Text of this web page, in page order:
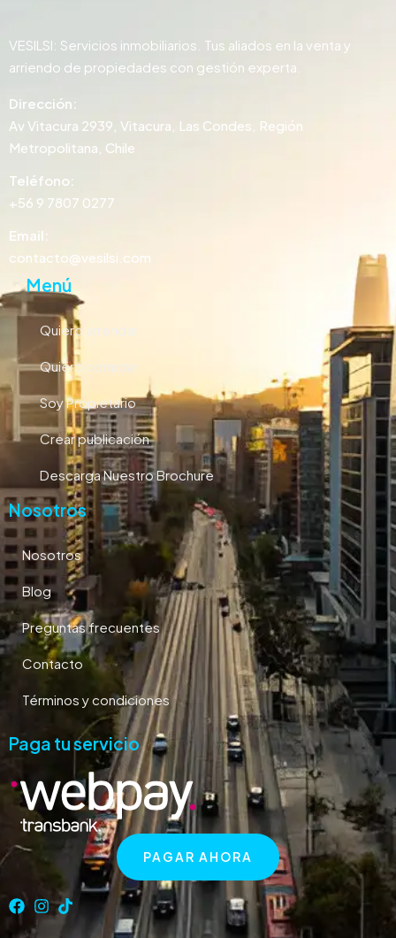
VESILSI: Servicios inmobiliarios. Tus aliados en la venta y
arriendo de propiedades con gestión experta.
Dirección:
Av Vitacura 2939, Vitacura, Las Condes, Región
Metropolitana, Chile
Teléfono:
+56 9 7807 0277
Email:
contacto@vesilsi.com
Menú
Quiero arrendar
Quiero comprar
Soy Propietario
Crear publicación
Descarga Nuestro Brochure
Nosotros
Nosotros
Blog
Preguntas frecuentes
Contacto
Términos y condiciones
Paga tu servicio
PAGAR AHORA